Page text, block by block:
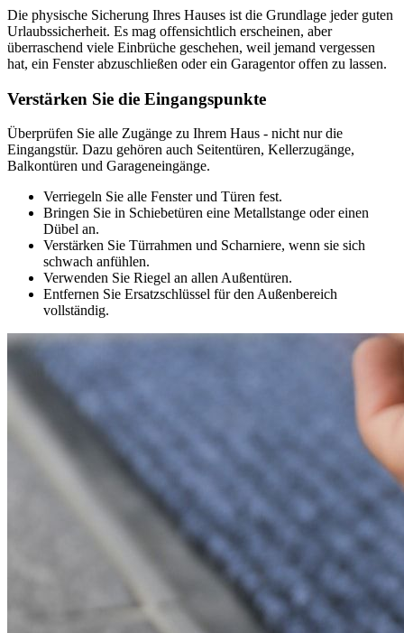
Die physische Sicherung Ihres Hauses ist die Grundlage jeder guten
Urlaubssicherheit. Es mag offensichtlich erscheinen, aber
überraschend viele Einbrüche geschehen, weil jemand vergessen
hat, ein Fenster abzuschließen oder ein Garagentor offen zu lassen.
Verstärken Sie die Eingangspunkte
Überprüfen Sie alle Zugänge zu Ihrem Haus - nicht nur die
Eingangstür. Dazu gehören auch Seitentüren, Kellerzugänge,
Balkontüren und Garageneingänge.
Verriegeln Sie alle Fenster und Türen fest.
Bringen Sie in Schiebetüren eine Metallstange oder einen
Dübel an.
Verstärken Sie Türrahmen und Scharniere, wenn sie sich
schwach anfühlen.
Verwenden Sie Riegel an allen Außentüren.
Entfernen Sie Ersatzschlüssel für den Außenbereich
vollständig.